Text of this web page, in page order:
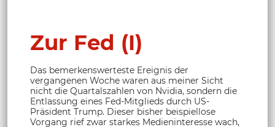
Zur Fed (I)
Das bemerkenswerteste Ereignis der
vergangenen Woche waren aus meiner Sicht
nicht die Quartalszahlen von Nvidia, sondern die
Entlassung eines Fed-Mitglieds durch US-
Präsident Trump. Dieser bisher beispiellose
Vorgang rief zwar starkes Medieninteresse wach,